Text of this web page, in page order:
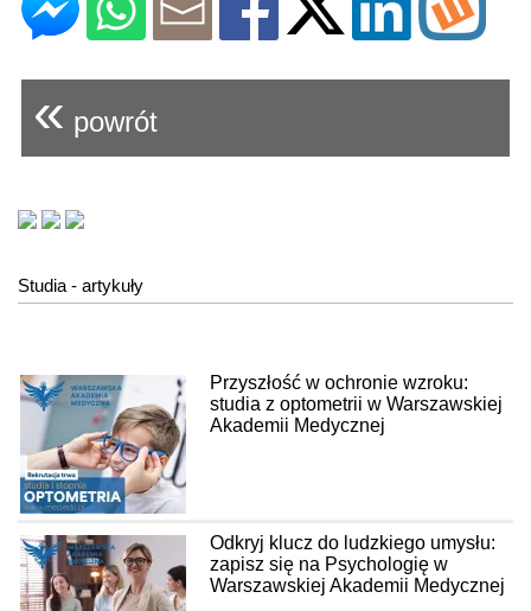
« powrót
Studia - artykuły
Przyszłość w ochronie wzroku:
studia z optometrii w Warszawskiej
Akademii Medycznej
Odkryj klucz do ludzkiego umysłu:
zapisz się na Psychologię w
Warszawskiej Akademii Medycznej